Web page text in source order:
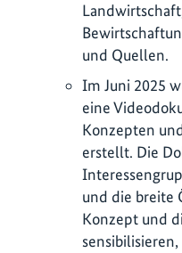
und Quellen.
Im Juni 2025
eine
Konzepten
erstellt. Die
und die breite
Konzept und